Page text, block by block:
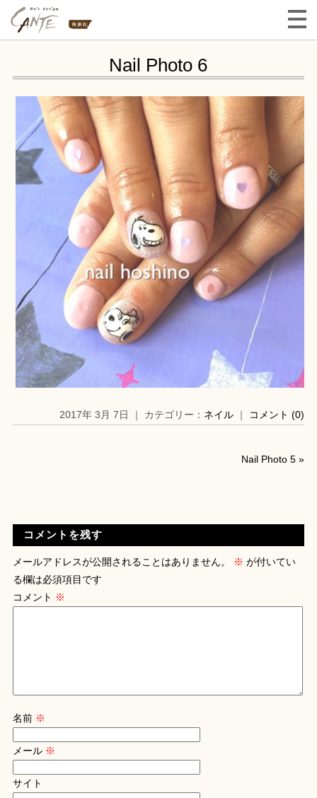
Nail Photo 6
2017年 3月 7日 ｜ カテゴリー： ネイル ｜ コメント (0)
Nail Photo 5 »
コメントを残す
メールアドレスが公開されることはありません。 ※ が付いてい
る欄は必須項目です
コメント ※
名前 ※
メール ※
サイト